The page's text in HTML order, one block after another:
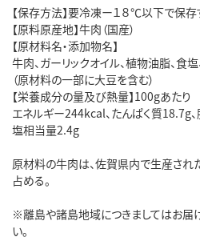
【保存方法】要冷凍ー１８℃以下で保存
【原料原産地】牛肉（国産）
【原材料名・添加物名】
牛肉、ガーリックオイル、植物油脂、食塩
（原材料の一部に大豆を含む）
【栄養成分の量及び熱量】100gあたり
エネルギー244kcal、たんぱく質18.7g
塩相当量2.4g
原材料の牛肉は、佐賀県内で生産され
占める。
※離島や諸島地域につきましてはお届
い。